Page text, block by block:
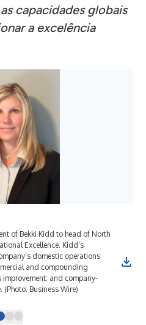
capacidades globais
a excelência
of Bekki Kidd to head of North
Excellence. Kidd’s
domestic operations
and compounding
and company-
Business Wire)